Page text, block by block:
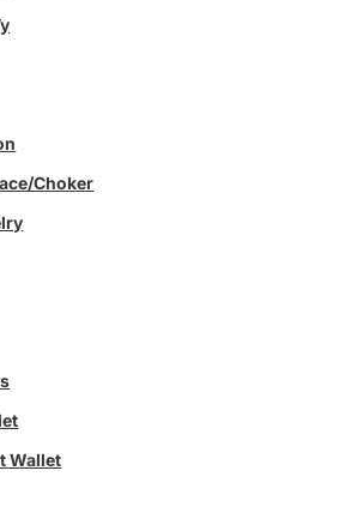
Choker
Wallet